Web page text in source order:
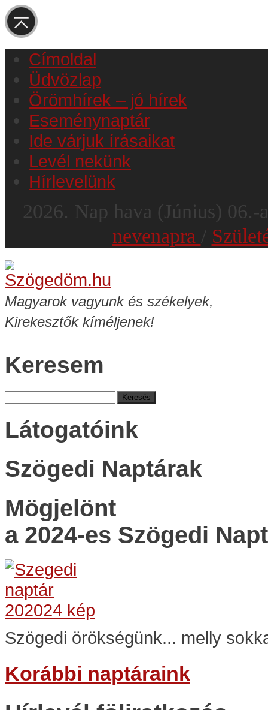
Címoldal
Üdvözlap
Örömhírek – jó hírek
Eseménynaptár
Ide várjuk írásaikat
Levél nekünk
Hírlevelünk
2026. Nap hava (Június) 06.-
nevenapra /
Magyarok vagyunk és székelyek,
Kirekesztők kíméljenek!
Keresem
Látogatóink
Szögedi Naptárak
Mögjelönt
a 2024-es Szögedi
Szögedi örökségünk... melly
Korábbi naptáraink